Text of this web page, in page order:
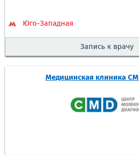
Юго-Западная
Запись к врачу
Медицинская клиника